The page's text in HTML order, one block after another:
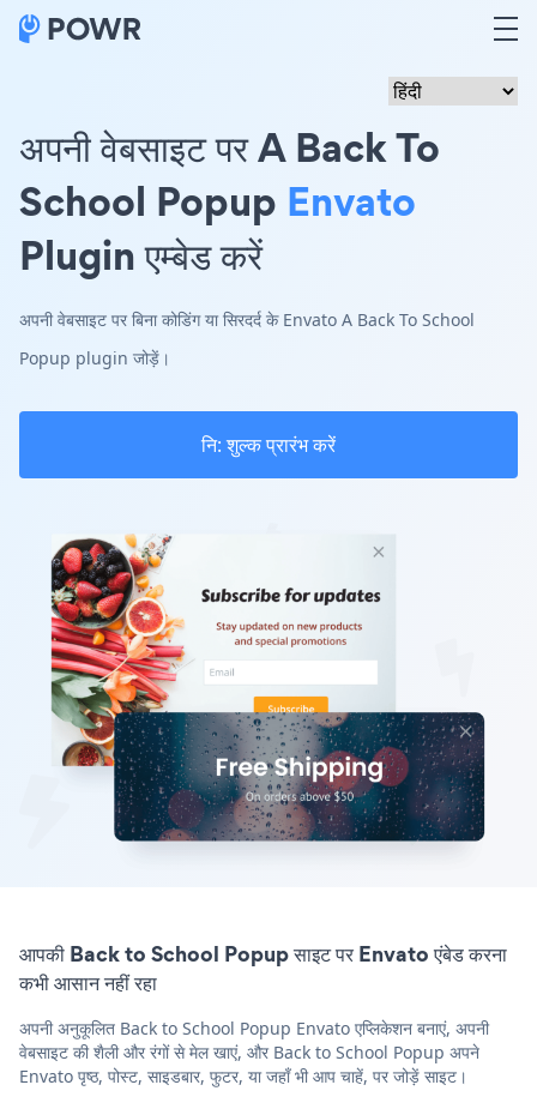
अपनी वेबसाइट पर A Back To
School Popup Envato
Plugin एम्बेड करें
अपनी वेबसाइट पर बिना कोडिंग या सिरदर्द के Envato A Back To School
Popup plugin जोड़ें।
नि: शुल्क प्रारंभ करें
आपकी Back to School Popup साइट पर Envato एंबेड करना
कभी आसान नहीं रहा
अपनी अनुकूलित Back to School Popup Envato एप्लिकेशन बनाएं, अपनी
वेबसाइट की शैली और रंगों से मेल खाएं, और Back to School Popup अपने
Envato पृष्ठ, पोस्ट, साइडबार, फुटर, या जहाँ भी आप चाहें, पर जोड़ें साइट।